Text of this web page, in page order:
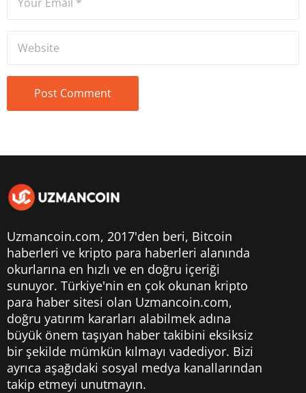
Uzmancoin.com, 2017'den beri, Bitcoin
haberleri ve kripto para haberleri alanında
okurlarına en hızlı ve en doğru içeriği
sunuyor. Türkiye'nin en çok okunan kripto
para haber sitesi olan Uzmancoin.com,
doğru yatırım kararları alabilmek adına
büyük önem taşıyan haber takibini eksiksiz
bir şekilde mümkün kılmayı vadediyor. Bizi
ayrıca aşağıdaki sosyal medya kanallarından
takip etmeyi unutmayın.